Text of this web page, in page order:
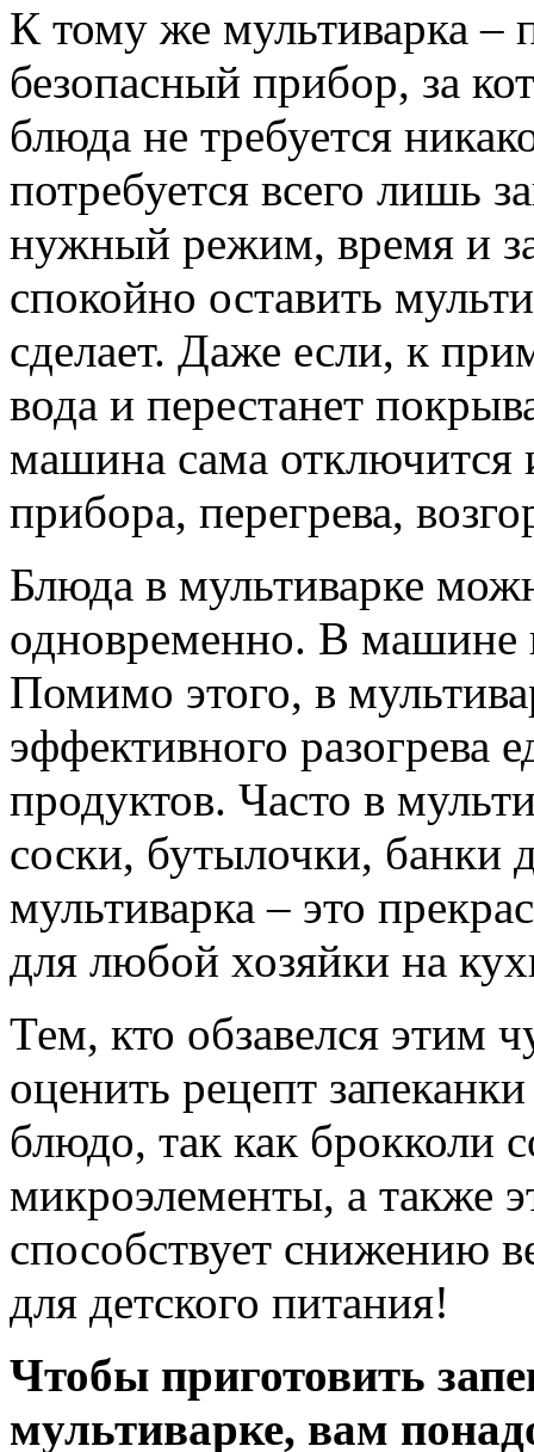
К тому же мультиварка –
безопасный прибор, за
блюда не требуется
потребуется всего лишь
нужный режим, время и
спокойно оставить
сделает. Даже если, к
вода и перестанет
машина сама отключится
прибора, перегрева,
Блюда в мультиварке
одновременно. В машине
Помимо этого, в
эффективного разогрева
продуктов. Часто в
соски, бутылочки, банки
мультиварка – это
для любой хозяйки на
Тем, кто обзавелся этим
оценить рецепт
блюдо, так как брокколи
микроэлементы, а также
способствует снижению
для детского питания!
Чтобы приготовить
мультиварке, вам